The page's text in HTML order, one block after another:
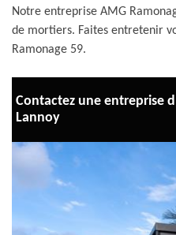
Notre entreprise AMG
de mortiers. Faites entretenir
Ramonage 59.
Contactez une entreprise
Lannoy